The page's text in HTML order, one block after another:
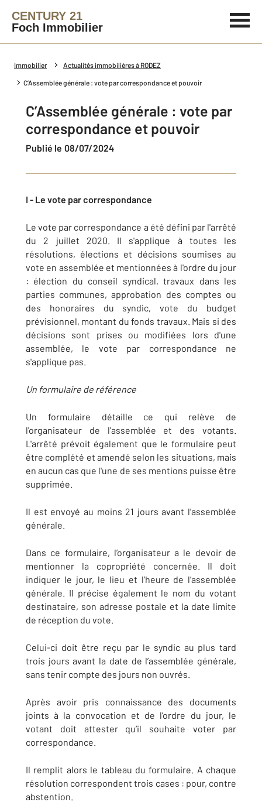
CENTURY 21
Foch Immobilier
Immobilier Actualités immobilières à RODEZ
C’Assemblée générale : vote par correspondance et pouvoir
C’Assemblée générale : vote par
correspondance et pouvoir
Publié le 08/07/2024
I - Le vote par correspondance
Le vote par correspondance a été défini par l'arrêté
du 2 juillet 2020. Il s'applique à toutes les
résolutions, élections et décisions soumises au
vote en assemblée et mentionnées à l'ordre du jour
: élection du conseil syndical, travaux dans les
parties communes, approbation des comptes ou
des honoraires du syndic, vote du budget
prévisionnel, montant du fonds travaux. Mais si des
décisions sont prises ou modifiées lors d'une
assemblée, le vote par correspondance ne
s'applique pas.
Un formulaire de référence
Un formulaire détaille ce qui relève de
l'organisateur de l'assemblée et des votants.
L'arrêté prévoit également que le formulaire peut
être complété et amendé selon les situations, mais
en aucun cas que l'une de ses mentions puisse être
supprimée.
Il est envoyé au moins 21 jours avant l’assemblée
générale.
Dans ce formulaire, l’organisateur a le devoir de
mentionner la copropriété concernée. Il doit
indiquer le jour, le lieu et l’heure de l’assemblée
générale. Il précise également le nom du votant
destinataire, son adresse postale et la date limite
de réception du vote.
Celui-ci doit être reçu par le syndic au plus tard
trois jours avant la date de l’assemblée générale,
sans tenir compte des jours non ouvrés.
Après avoir pris connaissance des documents
joints à la convocation et de l’ordre du jour, le
votant doit attester qu’il souhaite voter par
correspondance.
Il remplit alors le tableau du formulaire. A chaque
résolution correspondent trois cases : pour, contre
abstention.